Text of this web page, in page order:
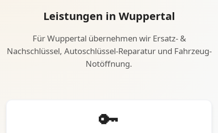
Leistungen in Wuppertal
Für Wuppertal übernehmen wir Ersatz- &
Nachschlüssel, Autoschlüssel-Reparatur und Fahrzeug-
Notöffnung.
🔑